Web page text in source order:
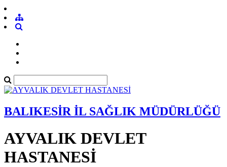
BALIKESİR İL SAĞLIK MÜDÜRLÜĞÜ
AYVALIK DEVLET
HASTANESİ